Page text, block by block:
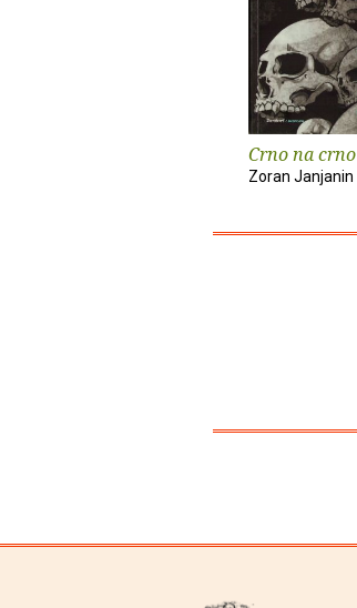
Crno na crno
Zoran Janjanin